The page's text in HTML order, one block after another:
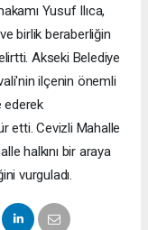
Yusuf Ilıca,
birlik beraberliğin
Akseki Belediye
ilçenin önemli
ederek
etti. Cevizli Mahalle
halkını bir araya
vurguladı.